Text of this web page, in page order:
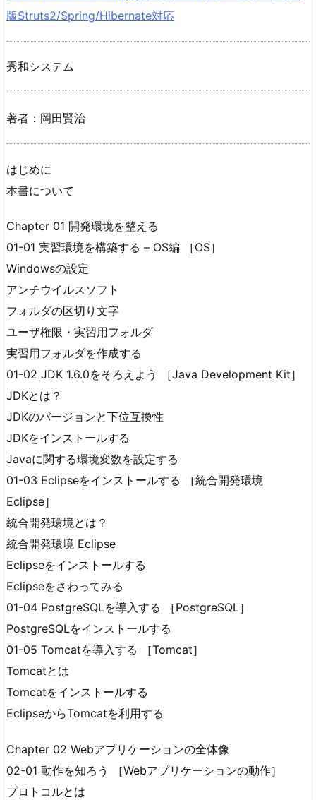
版Struts2/Spring/Hibernate対応
秀和システム
著者：岡田賢治
はじめに
本書について
Chapter 01 開発環境を整える
01-01 実習環境を構築する – OS編 ［OS］
Windowsの設定
アンチウイルスソフト
フォルダの区切り文字
ユーザ権限・実習用フォルダ
実習用フォルダを作成する
01-02 JDK 1.6.0をそろえよう ［Java Development Kit］
JDKとは？
JDKのバージョンと下位互換性
JDKをインストールする
Javaに関する環境変数を設定する
01-03 Eclipseをインストールする ［統合開発環境
Eclipse］
統合開発環境とは？
統合開発環境 Eclipse
Eclipseをインストールする
Eclipseをさわってみる
01-04 PostgreSQLを導入する ［PostgreSQL］
PostgreSQLをインストールする
01-05 Tomcatを導入する ［Tomcat］
Tomcatとは
Tomcatをインストールする
EclipseからTomcatを利用する
Chapter 02 Webアプリケーションの全体像
02-01 動作を知ろう ［Webアプリケーションの動作］
プロトコルとは